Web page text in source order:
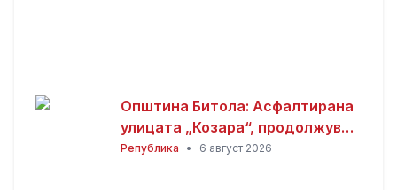
Општина Битола: Асфалтирана
улицата „Козара“, продолжува
реконструкцијата кај
Република • 6 август 2026